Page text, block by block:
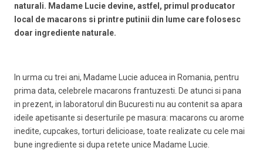
naturali. Madame Lucie devine, astfel, primul producator
local de macarons si printre putinii din lume care folosesc
doar ingrediente naturale.
In urma cu trei ani, Madame Lucie aducea in Romania, pentru
prima data, celebrele macarons frantuzesti. De atunci si pana
in prezent, in laboratorul din Bucuresti nu au contenit sa apara
ideile apetisante si deserturile pe masura: macarons cu arome
inedite, cupcakes, torturi delicioase, toate realizate cu cele mai
bune ingrediente si dupa retete unice Madame Lucie.